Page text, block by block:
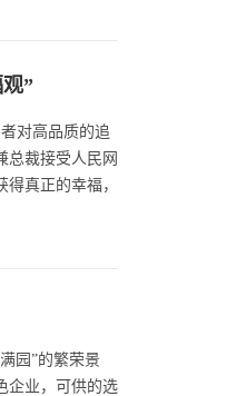
”
对高品质的追
总裁接受人民网
真正的幸福，
园”的繁荣景
企业，可供的选